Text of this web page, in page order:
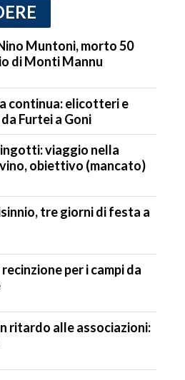
Muntoni, morto 50
di Monti Mannu
continua: elicotteri e
Furtei a Goni
viaggio nella
obiettivo (mancato)
tre giorni di festa a
per i campi da
ritardo alle associazioni: